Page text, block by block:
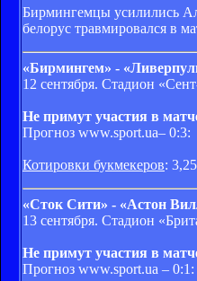
Бирмингемцы усилились
белорус травмировался в
«Бирмингем» -
12 сентября. Стадион
Не примут участия в
Прогноз www.sport.ua– 0:3:
Котировки букмекеров:
«Сток Сити» - «Астон
13 сентября. Стадион
Не примут участия в
Прогноз www.sport.ua – 0:1: